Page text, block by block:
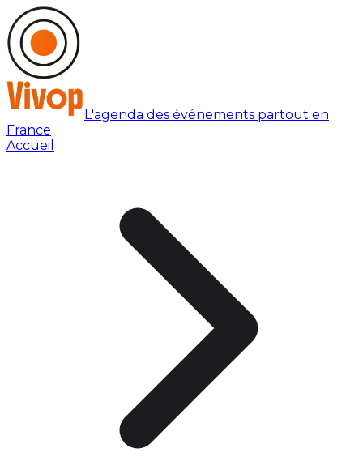
L'agenda des événements partout en
France
Accueil